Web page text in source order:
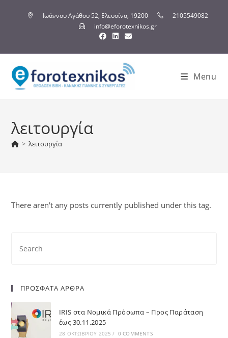
Ιωάννου Αγάθου 52, Ελευσίνα, 19200
2105549082
info@eforotexnikos.gr
Menu
λειτουργία
> λειτουργία
There aren't any posts currently published under this tag.
ΠΡΟΣΦΑΤΑ ΑΡΘΡΑ
IRIS στα Νομικά Πρόσωπα – Προς Παράταση
έως 30.11.2025
28 ΟΚΤΩΒΡΊΟΥ 2025 / 0 COMMENTS